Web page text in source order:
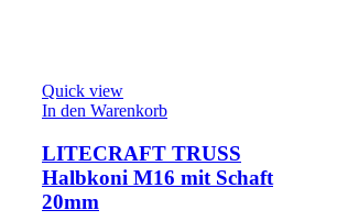
Quick view
In den Warenkorb
LITECRAFT TRUSS
Halbkoni M16 mit Schaft
20mm